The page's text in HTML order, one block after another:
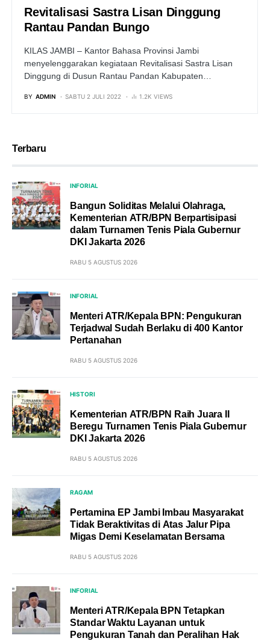
Revitalisasi Sastra Lisan Dinggung
Rantau Pandan Bungo
KILAS JAMBI – Kantor Bahasa Provinsi Jambi
menyelenggarakan kegiataan Revitalisasi Sastra Lisan
Dinggung di Dusun Rantau Pandan Kabupaten…
BY ADMIN SABTU 2 JULI 2022 1.2K VIEWS
Terbaru
INFORIAL
Bangun Soliditas Melalui Olahraga,
Kementerian ATR/BPN Berpartisipasi
dalam Turnamen Tenis Piala Gubernur
DKI Jakarta 2026
RABU 5 AGUSTUS 2026
INFORIAL
Menteri ATR/Kepala BPN: Pengukuran
Terjadwal Sudah Berlaku di 400 Kantor
Pertanahan
RABU 5 AGUSTUS 2026
HISTORI
Kementerian ATR/BPN Raih Juara II
Beregu Turnamen Tenis Piala Gubernur
DKI Jakarta 2026
RABU 5 AGUSTUS 2026
RAGAM
Pertamina EP Jambi Imbau Masyarakat
Tidak Beraktivitas di Atas Jalur Pipa
Migas Demi Keselamatan Bersama
RABU 5 AGUSTUS 2026
INFORIAL
Menteri ATR/Kepala BPN Tetapkan
Standar Waktu Layanan untuk
Pengukuran Tanah dan Peralihan Hak